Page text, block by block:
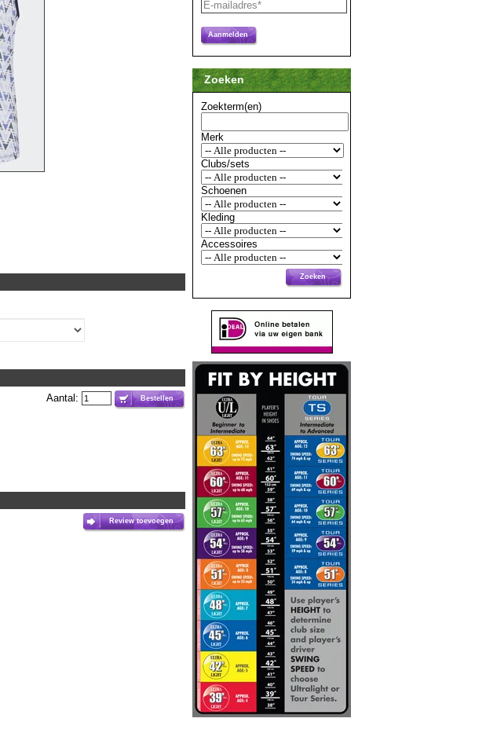
Aantal: Bestellen
Review toevoegen
Aanmelden
Zoeken
Zoekterm(en)
Merk
Clubs/sets
Schoenen
Kleding
Accessoires
Zoeken